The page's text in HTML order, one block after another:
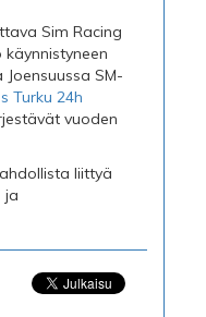
Sim Racing
SM-
Turku 24h
vuoden
liittyä
ja